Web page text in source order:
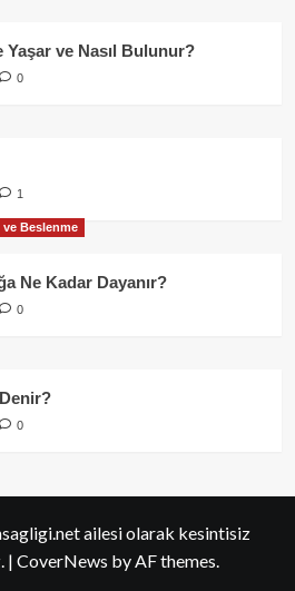
ve Nasıl Bulunur?
0
1
ve Beslenme
Ne Kadar Dayanır?
0
0
ailesi olarak kesintisiz
| CoverNews by AF themes.